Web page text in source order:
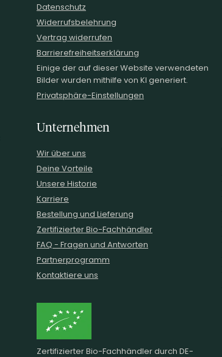
Datenschutz
Widerrufsbelehrung
Vertrag widerrufen
Barrierefreiheitserklärung
Einige der auf dieser Website verwendeten
Bilder wurden mithilfe von KI generiert.
Privatsphäre-Einstellungen
Unternehmen
Wir über uns
Deine Vorteile
Unsere Historie
Karriere
Bestellung und Lieferung
Zertifizierter Bio-Fachhändler
FAQ - Fragen und Antworten
Partnerprogramm
Kontaktiere uns
Zertifizierter Bio-Fachhändler durch DE-